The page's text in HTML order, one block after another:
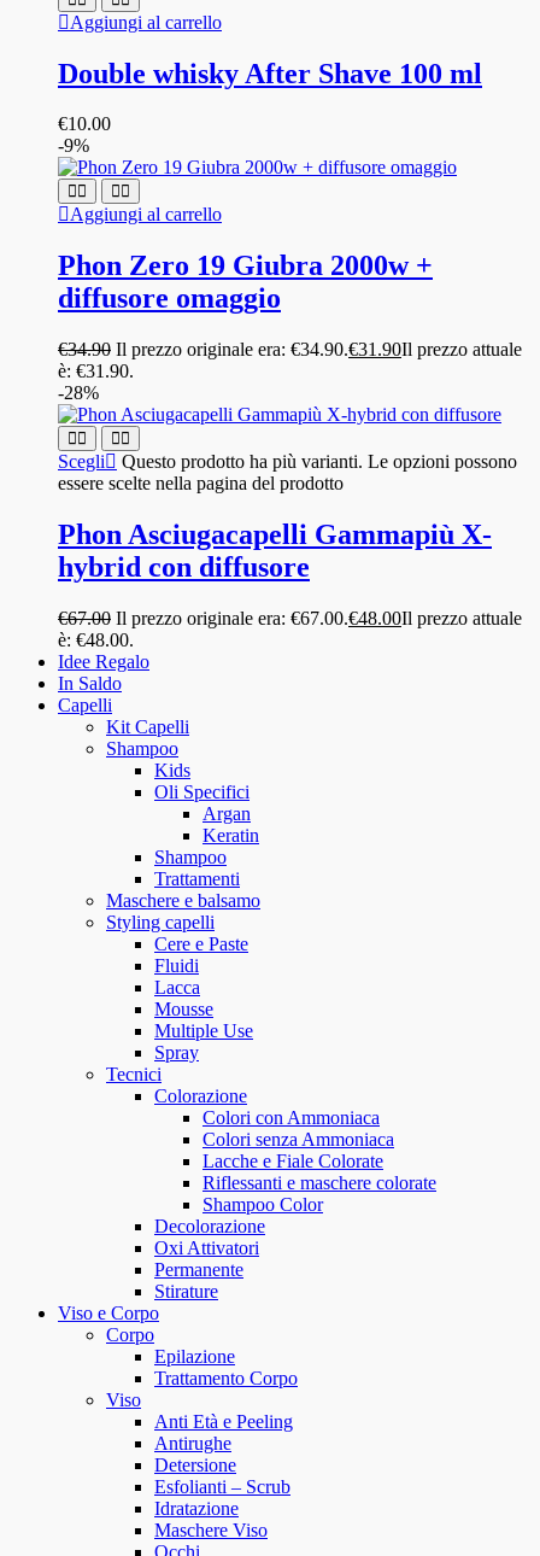
Aggiungi al carrello
Double whisky After Shave 100 ml
€10.00
-9%
Aggiungi al carrello
Phon Zero 19 Giubra 2000w +
diffusore omaggio
€34.90 Il prezzo originale era: €34.90.€31.90Il prezzo attuale
è: €31.90.
-28%
Scegli
Questo prodotto ha più varianti. Le opzioni possono
essere scelte nella pagina del prodotto
Phon Asciugacapelli Gammapiù X-
hybrid con diffusore
€67.00 Il prezzo originale era: €67.00.€48.00Il prezzo attuale
è: €48.00.
Idee Regalo
In Saldo
Capelli
Kit Capelli
Shampoo
Kids
Oli Specifici
Argan
Keratin
Shampoo
Trattamenti
Maschere e balsamo
Styling capelli
Cere e Paste
Fluidi
Lacca
Mousse
Multiple Use
Spray
Tecnici
Colorazione
Colori con Ammoniaca
Colori senza Ammoniaca
Lacche e Fiale Colorate
Riflessanti e maschere colorate
Shampoo Color
Decolorazione
Oxi Attivatori
Permanente
Stirature
Viso e Corpo
Corpo
Epilazione
Trattamento Corpo
Viso
Anti Età e Peeling
Antirughe
Detersione
Esfolianti – Scrub
Idratazione
Maschere Viso
Occhi